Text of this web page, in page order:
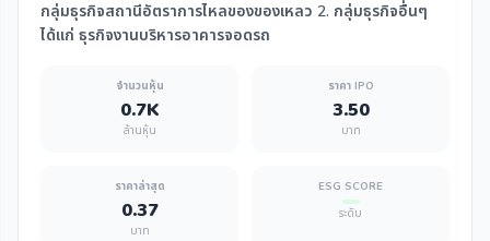
กลุ่มธุรกิจสถานีอัตราการไหลของของเหลว 2. กลุ่มธุรกิจอื่นๆ
ได้แก่ ธุรกิจงานบริหารอาคารจอดรถ
จำนวนหุ้น
0.7K
ล้านหุ้น
ราคา IPO
3.50
บาท
ราคาล่าสุด
0.37
บาท
ESG SCORE
ระดับ